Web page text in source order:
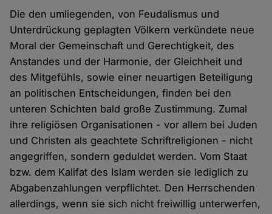
Die den umliegenden, von Feudalismus und
Unterdrückung geplagten Völkern verkündete neue
Moral der Gemeinschaft und Gerechtigkeit, des
Anstandes und der Harmonie, der Gleichheit und
des Mitgefühls, sowie einer neuartigen Beteiligung
an politischen Entscheidungen, finden bei den
unteren Schichten bald große Zustimmung. Zumal
ihre religiösen Organisationen - vor allem bei Juden
und Christen als geachtete Schriftreligionen - nicht
angegriffen, sondern geduldet werden. Vom Staat
bzw. dem Kalifat des Islam werden sie lediglich zu
Abgabenzahlungen verpflichtet. Den Herrschenden
allerdings, wenn sie sich nicht freiwillig unterwerfen,